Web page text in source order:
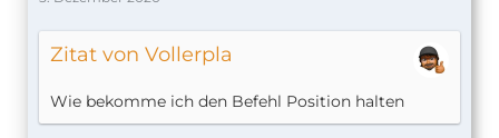
Zitat von Vollerpla
Wie bekomme ich den Befehl Position halten